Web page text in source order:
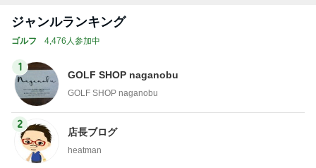
ジャンルランキング
ゴルフ 4,476人参加中
1
GOLF SHOP naganobu
GOLF SHOP naganobu
2
店長ブログ
heatman